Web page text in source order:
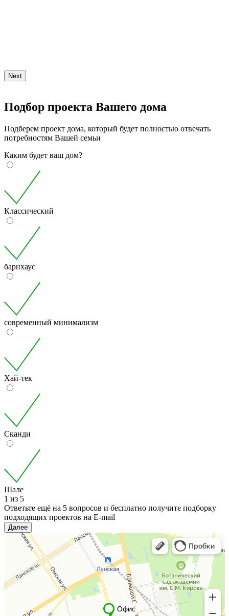
Next
Подбор проекта Вашего дома
Подберем проект дома, который будет полностью отвечать
потребностям Вашей семьи
Каким будет ваш дом?
Классический
барнхаус
современный минимализм
Хай-тек
Сканди
Шале
1 из 5
Ответьте ещё на 5 вопросов и бесплатно получите подборку
подходящих проектов на E-mail
Далее